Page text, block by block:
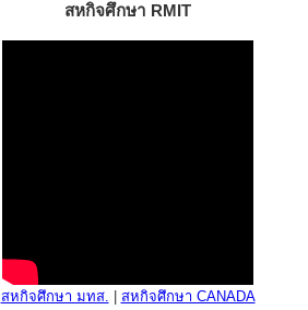
สหกิจศึกษา RMIT
สหกิจศึกษา มทส.
สหกิจศึกษา CANADA